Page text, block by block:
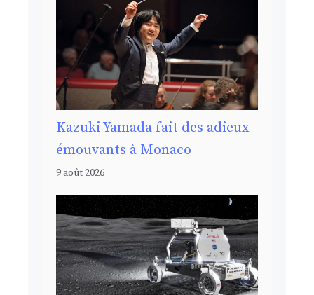
Kazuki Yamada fait des adieux
émouvants à Monaco
9 août 2026